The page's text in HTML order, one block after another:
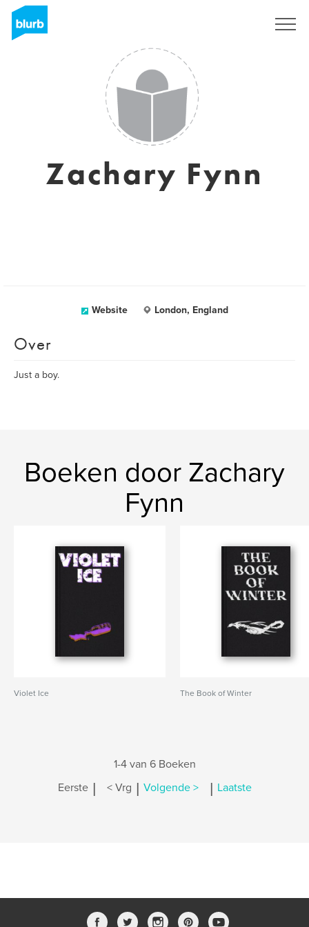
Zachary Fynn
Website London, England
Over
Just a boy.
Boeken door Zachary
Fynn
Violet Ice The Book of Winter
1-4 van 6 Boeken
Eerste | < Vrg | Volgende > | Laatste